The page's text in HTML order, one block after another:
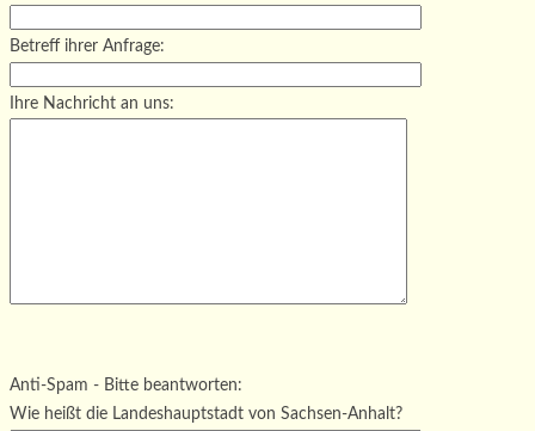
Betreff ihrer Anfrage:
Ihre Nachricht an uns:
Bitte lasse dieses Feld leer.
Anti-Spam - Bitte beantworten:
Wie heißt die Landeshauptstadt von Sachsen-Anhalt?